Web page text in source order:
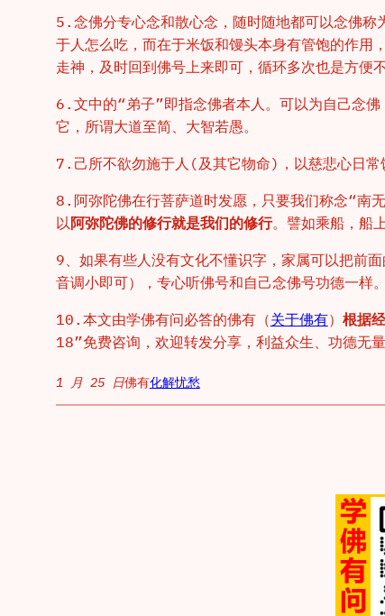
5.念佛分专心念和散心念，随时随地都可以念佛称
于人怎么吃，而在于米饭和馒头本身有管饱的作用
走神，及时回到佛号上来即可，循环多次也是方便
6.文中的“弟子”即指念佛者本人。可以为自己念
它，所谓大道至简、大智若愚。
7.己所不欲勿施于人(及其它物命)，以慈悲心日常
8.阿弥陀佛在行菩萨道时发愿，只要我们称念“南
以阿弥陀佛的修行就是我们的修行。譬如乘船，船
9、如果有些人没有文化不懂识字，家属可以把前
音调小即可），专心听佛号和自己念佛号功德一样。
10.本文由学佛有问必答的佛有（关于佛有） 根据
18”免费咨询，欢迎转发分享，利益众生、功德
1 月 25 日佛有化解忧愁